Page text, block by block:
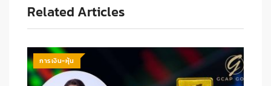
Related Articles
การเงิน-หุ้น